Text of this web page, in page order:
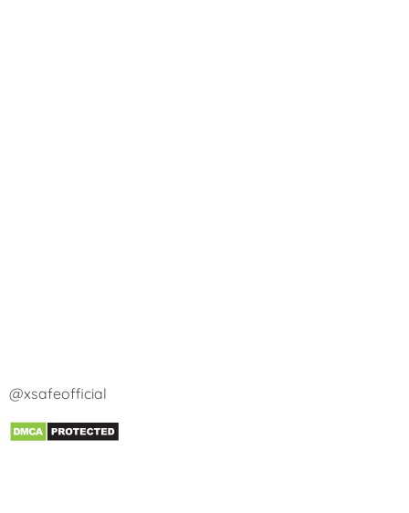
@xsafeofficial